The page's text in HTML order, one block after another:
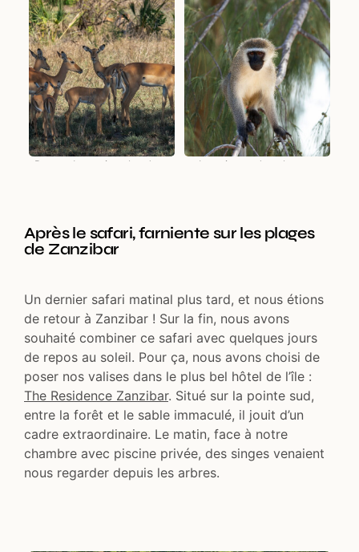
De nombreux impalas dans
Les singes dans le parc
Après le safari, farniente sur les plages
de Zanzibar
Un dernier safari matinal plus tard, et nous étions
de retour à Zanzibar ! Sur la fin, nous avons
souhaité combiner ce safari avec quelques jours
de repos au soleil. Pour ça, nous avons choisi de
poser nos valises dans le plus bel hôtel de l’île :
The Residence Zanzibar. Situé sur la pointe sud,
entre la forêt et le sable immaculé, il jouit d’un
cadre extraordinaire. Le matin, face à notre
chambre avec piscine privée, des singes venaient
nous regarder depuis les arbres.